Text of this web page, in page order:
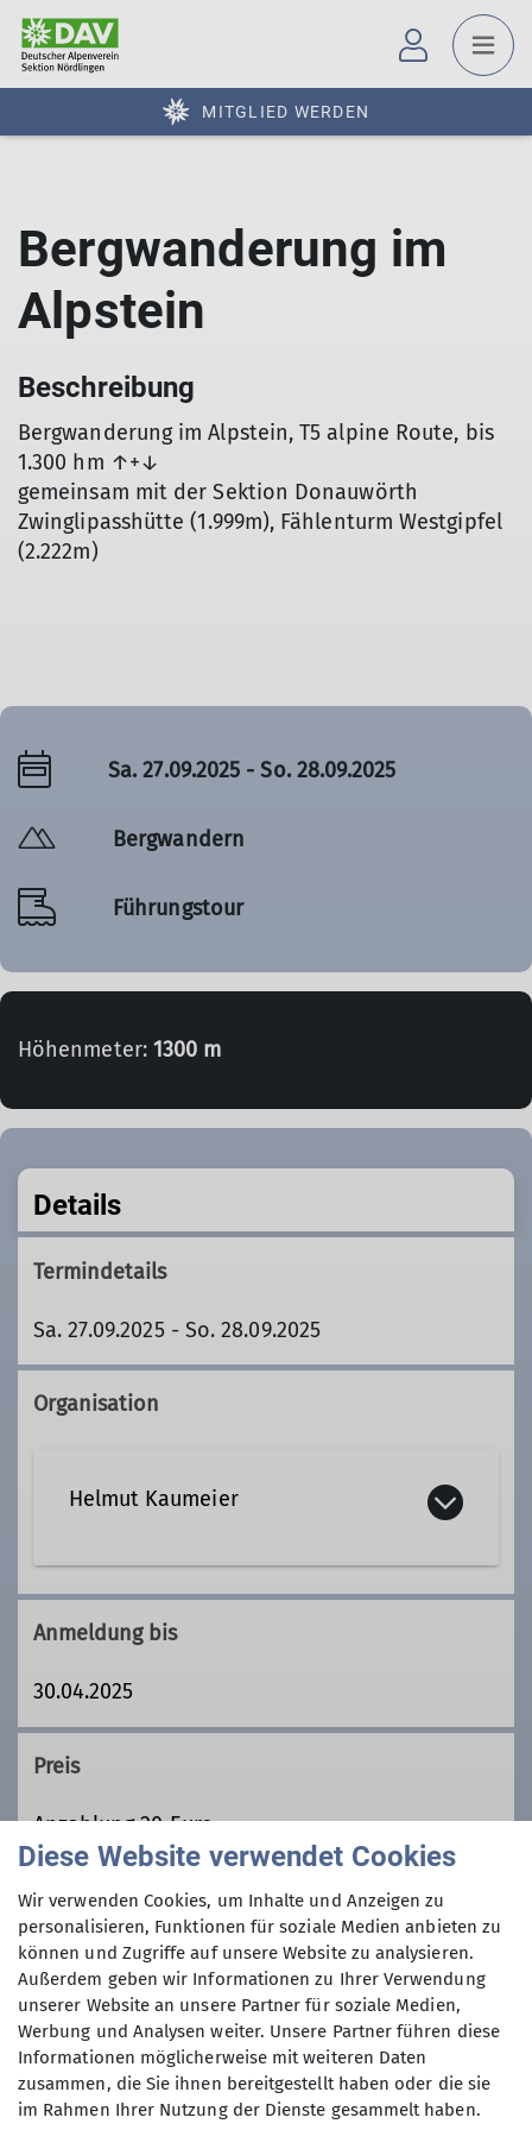
MITGLIED WERDEN
Bergwanderung im
Alpstein
Beschreibung
Bergwanderung im Alpstein, T5 alpine Route, bis
1.300 hm ↑+↓
gemeinsam mit der Sektion Donauwörth
Zwinglipasshütte (1.999m), Fählenturm Westgipfel
(2.222m)
Sa. 27.09.2025 - So. 28.09.2025
Bergwandern
Führungstour
Höhenmeter: 1300 m
Details
Termindetails
Sa. 27.09.2025 - So. 28.09.2025
Organisation
Helmut Kaumeier
helmut.kaumeier@dav-
noerdlingen.de
Qualifikationen
Anmeldung bis
30.04.2025
Preis
Anzahlung 20 Euro
Maximale Teilnehmeranzahl
8
Diese Website verwendet Cookies
Wir verwenden Cookies, um Inhalte und Anzeigen zu
personalisieren, Funktionen für soziale Medien anbieten zu
können und Zugriffe auf unsere Website zu analysieren.
Außerdem geben wir Informationen zu Ihrer Verwendung
unserer Website an unsere Partner für soziale Medien,
Werbung und Analysen weiter. Unsere Partner führen diese
Informationen möglicherweise mit weiteren Daten
zusammen, die Sie ihnen bereitgestellt haben oder die sie
im Rahmen Ihrer Nutzung der Dienste gesammelt haben.